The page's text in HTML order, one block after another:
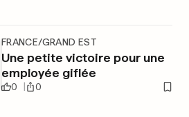
FRANCE/GRAND EST
Une petite victoire pour une
employée giflée
0 0